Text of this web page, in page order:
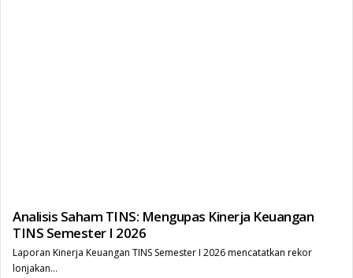
Analisis Saham TINS: Mengupas Kinerja Keuangan
TINS Semester I 2026
Laporan Kinerja Keuangan TINS Semester I 2026 mencatatkan rekor
lonjakan...